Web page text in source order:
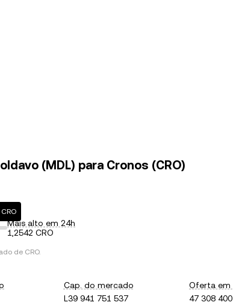
(MDL) para Cronos (CRO)
Mais alto em 24h
1,2542 CRO
de CRO.
Cap. do mercado
L39 941 751 537
Oferta em
47 308